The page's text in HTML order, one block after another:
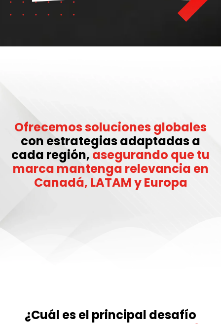
Ofrecemos soluciones globales
con estrategias adaptadas a
cada región, asegurando que tu
marca mantenga relevancia en
Canadá, LATAM y Europa
¿Cuál es el principal desafío